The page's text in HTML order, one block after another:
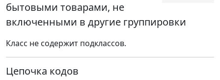
бытовыми товарами, не
включенными в другие группировки
Класс не содержит подклассов.
Цепочка кодов